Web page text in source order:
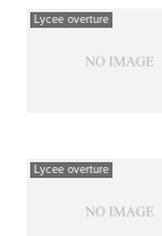
Lycee overture
Lycee overture